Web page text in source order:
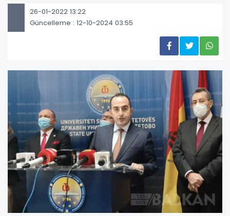
26-01-2022 13:22
Güncelleme : 12-10-2024 03:55